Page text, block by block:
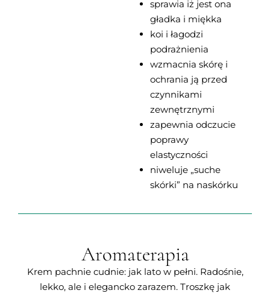
sprawia iż jest ona
gładka i miękka
koi i łagodzi
podrażnienia
wzmacnia skórę i
ochrania ją przed
czynnikami
zewnętrznymi
zapewnia odczucie
poprawy
elastyczności
niweluje „suche
skórki” na naskórku
Aromaterapia
Krem pachnie cudnie: jak lato w pełni. Radośnie,
lekko, ale i elegancko zarazem. Troszkę jak